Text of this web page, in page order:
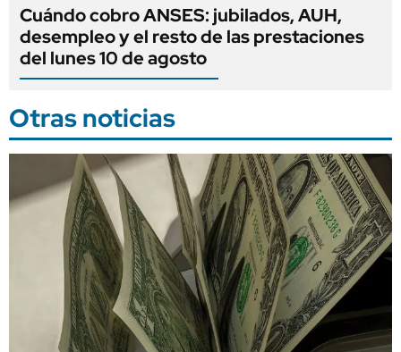
Cuándo cobro ANSES: jubilados, AUH,
desempleo y el resto de las prestaciones
del lunes 10 de agosto
Otras noticias